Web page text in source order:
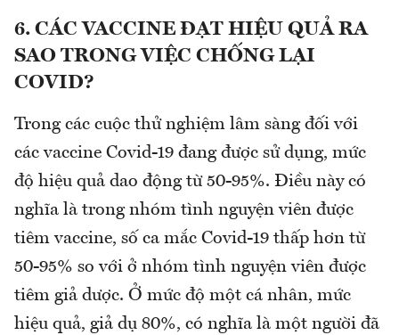
6. CÁC VACCINE ĐẠT HIỆU QUẢ RA
SAO TRONG VIỆC CHỐNG LẠI
COVID?
Trong các cuộc thử nghiệm lâm sàng đối với
các vaccine Covid-19 đang được sử dụng, mức
độ hiệu quả dao động từ 50-95%. Điều này có
nghĩa là trong nhóm tình nguyện viên được
tiêm vaccine, số ca mắc Covid-19 thấp hơn từ
50-95% so với ở nhóm tình nguyện viên được
tiêm giả dược. Ở mức độ một cá nhân, mức
hiệu quả, giả dụ 80%, có nghĩa là một người đã